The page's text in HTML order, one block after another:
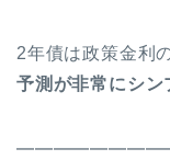
2年債は政策金利
予測が非常にシン